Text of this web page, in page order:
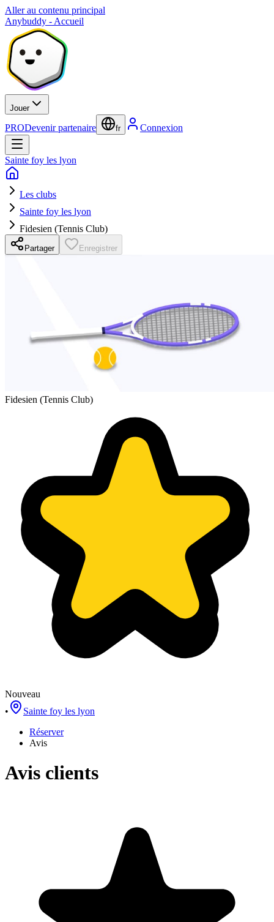
Aller au contenu principal
Anybuddy - Accueil
Jouer
PRODevenir partenaire fr Connexion
Sainte foy les lyon
Les clubs
Sainte foy les lyon
Fidesien (Tennis Club)
Partager Enregistrer
Fidesien (Tennis Club)
Nouveau
•
Sainte foy les lyon
Réserver
Avis
Avis clients